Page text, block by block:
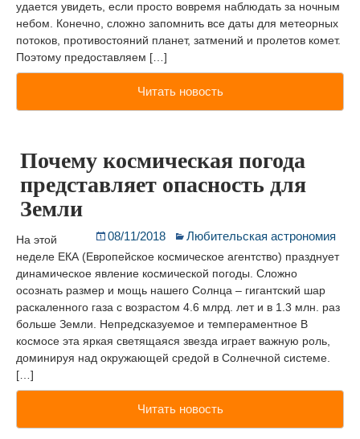
удается увидеть, если просто вовремя наблюдать за ночным
небом. Конечно, сложно запомнить все даты для метеорных
потоков, противостояний планет, затмений и пролетов комет.
Поэтому предоставляем […]
Читать новость
Почему космическая погода
представляет опасность для
Земли
08/11/2018 Любительская астрономия
На этой
неделе ЕКА (Европейское космическое агентство) празднует
динамическое явление космической погоды. Сложно
осознать размер и мощь нашего Солнца – гигантский шар
раскаленного газа с возрастом 4.6 млрд. лет и в 1.3 млн. раз
больше Земли. Непредсказуемое и темпераментное В
космосе эта яркая светящаяся звезда играет важную роль,
доминируя над окружающей средой в Солнечной системе.
[…]
Читать новость